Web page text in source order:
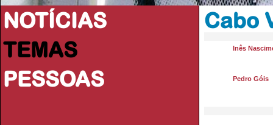
NOTÍCIAS
TEMAS
PESSOAS
Cabo
Inês
Pedro Góis